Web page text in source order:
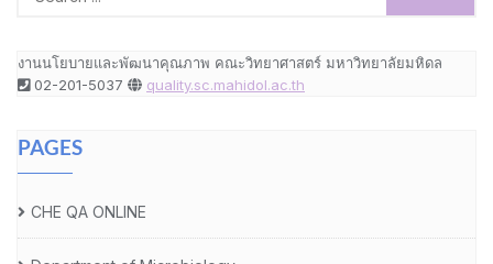
งานนโยบายและพัฒนาคุณภาพ คณะวิทยาศาสตร์ มหาวิทยาลัยมหิดล
02-201-5037
quality.sc.mahidol.ac.th
PAGES
CHE QA ONLINE